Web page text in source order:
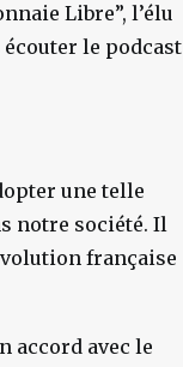
Libre”, l’élu
écouter le podcast
une telle
notre société. Il
française
accord avec le